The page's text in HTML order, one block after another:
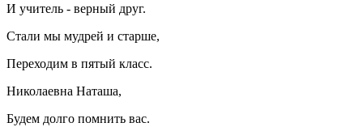
И учитель - верный друг.
Стали мы мудрей и старше,
Переходим в пятый класс.
Николаевна Наташа,
Будем долго помнить вас.